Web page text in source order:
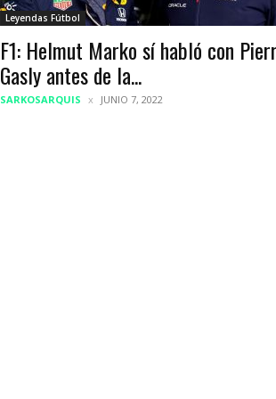
Leyendas Fútbol
F1: Helmut Marko sí habló con
Gasly antes de la...
SARKOSARQUIS JUNIO 7, 2022